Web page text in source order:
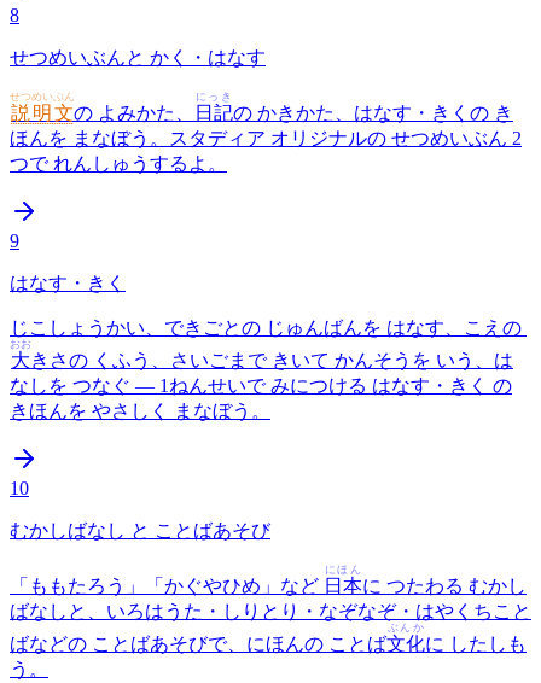
8
せつめいぶんと かく・はなす
説明文
せつめいぶん
の よみかた、 日記
にっき
の かきかた、はなす・きくの き
ほんを まなぼう。スタディア オリジナルの せつめいぶん 2
つで れんしゅうするよ。
9
はなす・きく
じこしょうかい、できごとの じゅんばんを はなす、こえの
大
おお
きさの くふう、さいごまで きいて かんそうを いう、は
なしを つなぐ — 1ねんせいで みにつける はなす・きく の
きほんを やさしく まなぼう。
10
むかしばなし と ことばあそび
「ももたろう」「かぐやひめ」など 日本
にほん
に つたわる むかし
ばなしと、いろはうた・しりとり・なぞなぞ・はやくちこと
ばなどの ことばあそびで、にほんの ことば文化
ぶんか
に したしも
う。